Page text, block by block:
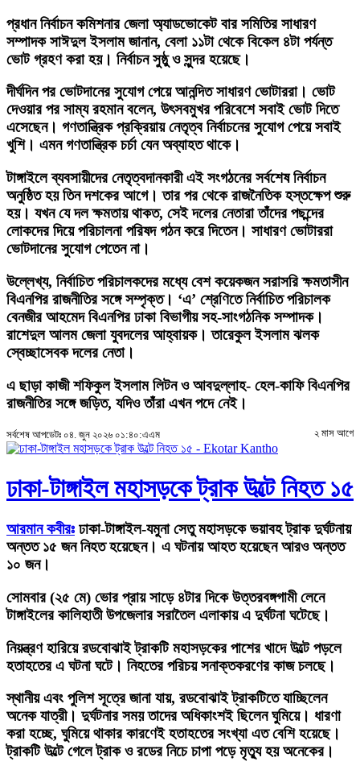
প্রধান নির্বাচন কমিশনার জেলা অ্যাডভোকেট বার সমিতির সাধারণ
সম্পাদক সাঈদুল ইসলাম জানান, বেলা ১১টা থেকে বিকেল ৪টা পর্যন্ত
ভোট গ্রহণ করা হয়। নির্বাচন সুষ্ঠু ও সুন্দর হয়েছে।
দীর্ঘদিন পর ভোটদানের সুযোগ পেয়ে আনন্দিত সাধারণ ভোটাররা। ভোট
দেওয়ার পর সাম্য রহমান বলেন, উৎসবমুখর পরিবেশে সবাই ভোট দিতে
এসেছেন। গণতান্ত্রিক প্রক্রিয়ায় নেতৃত্ব নির্বাচনের সুযোগ পেয়ে সবাই
খুশি। এমন গণতান্ত্রিক চর্চা যেন অব্যাহত থাকে।
টাঙ্গাইলে ব্যবসায়ীদের নেতৃত্বদানকারী এই সংগঠনের সর্বশেষ নির্বাচন
অনুষ্ঠিত হয় তিন দশকের আগে। তার পর থেকে রাজনৈতিক হস্তক্ষেপ শুরু
হয়। যখন যে দল ক্ষমতায় থাকত, সেই দলের নেতারা তাঁদের পছন্দের
লোকদের দিয়ে পরিচালনা পরিষদ গঠন করে দিতেন। সাধারণ ভোটাররা
ভোটদানের সুযোগ পেতেন না।
উল্লেখ্য, নির্বাচিত পরিচালকদের মধ্যে বেশ কয়েকজন সরাসরি ক্ষমতাসীন
বিএনপির রাজনীতির সঙ্গে সম্পৃক্ত। ‘এ’ শ্রেণিতে নির্বাচিত পরিচালক
বেনজীর আহমেদ বিএনপির ঢাকা বিভাগীয় সহ-সাংগঠনিক সম্পাদক।
রাশেদুল আলম জেলা যুবদলের আহ্বায়ক। তারেকুল ইসলাম ঝলক
স্বেচ্ছাসেবক দলের নেতা।
এ ছাড়া কাজী শফিকুল ইসলাম লিটন ও আবদুল্লাহ- হেল-কাফি বিএনপির
রাজনীতির সঙ্গে জড়িত, যদিও তাঁরা এখন পদে নেই।
সর্বশেষ আপডেটঃ ০৪. জুন ২০২৬ ০১:৪০:এএম ২ মাস আগে
ঢাকা-টাঙ্গাইল মহাসড়কে ট্রাক উল্টে নিহত ১৫
আরমান কবীরঃ ঢাকা-টাঙ্গাইল-যমুনা সেতু মহাসড়কে ভয়াবহ ট্রাক দুর্ঘটনায়
অন্তত ১৫ জন নিহত হয়েছেন। এ ঘটনায় আহত হয়েছেন আরও অন্তত
১০ জন।
সোমবার (২৫ মে) ভোর প্রায় সাড়ে ৪টার দিকে উত্তরবঙ্গগামী লেনে
টাঙ্গাইলের কালিহাতী উপজেলার সরাতৈল এলাকায় এ দুর্ঘটনা ঘটেছে।
নিয়ন্ত্রণ হারিয়ে রডবোঝাই ট্রাকটি মহাসড়কের পাশের খাদে উল্টে পড়লে
হতাহতের এ ঘটনা ঘটে। নিহতের পরিচয় সনাক্তকরণের কাজ চলছে।
স্থানীয় এবং পুলিশ সূত্রে জানা যায়, রডবোঝাই ট্রাকটিতে যাচ্ছিলেন
অনেক যাত্রী। দুর্ঘটনার সময় তাদের অধিকাংশই ছিলেন ঘুমিয়ে। ধারণা
করা হচ্ছে, ঘুমিয়ে থাকার কারণেই হতাহতের সংখ্যা এত বেশি হয়েছে।
ট্রাকটি উল্টে গেলে ট্রাক ও রডের নিচে চাপা পড়ে মৃত্যু হয় অনেকের।